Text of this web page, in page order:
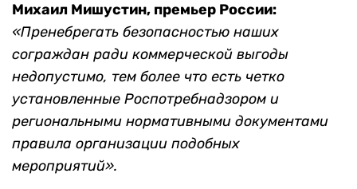
Михаил Мишустин, премьер России:
«Пренебрегать безопасностью наших
сограждан ради коммерческой выгоды
недопустимо, тем более что есть четко
установленные Роспотребнадзором и
региональными нормативными документами
правила организации подобных
мероприятий».